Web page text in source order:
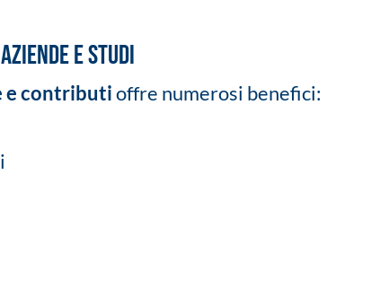
e Studi
e contributioffre numerosi benefici: